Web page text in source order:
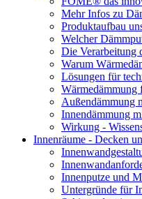
Mehr Infos zu
Produktaufbau
Welcher
Die Verarbeitung
Warum
Lösungen für
Wärmedämmung
Außendämmung
Innendämmung
Wirkung -
Innenräume - Decken
Innenputze und
Untergründe für